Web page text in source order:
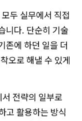
두 실무에서 직접
니다. 단순히 기술
존에 하던 일을 더
오로 해낼 수 있게
전략의 일부로
고 활용하는 방식